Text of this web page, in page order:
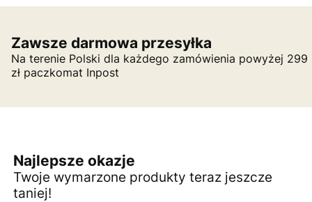
Zawsze darmowa przesyłka
Na terenie Polski dla każdego zamówienia powyżej 299
zł paczkomat Inpost
Najlepsze okazje
Twoje wymarzone produkty teraz jeszcze
taniej!